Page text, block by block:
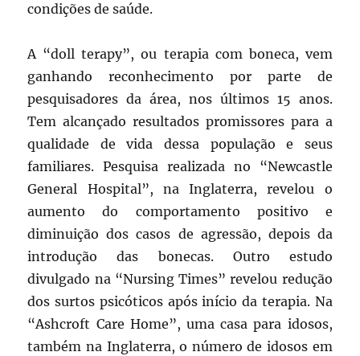
condições de saúde.
A “doll terapy”, ou terapia com boneca, vem
ganhando reconhecimento por parte de
pesquisadores da área, nos últimos 15 anos.
Tem alcançado resultados promissores para a
qualidade de vida dessa população e seus
familiares. Pesquisa realizada no “Newcastle
General Hospital”, na Inglaterra, revelou o
aumento do comportamento positivo e
diminuição dos casos de agressão, depois da
introdução das bonecas. Outro estudo
divulgado na “Nursing Times” revelou redução
dos surtos psicóticos após início da terapia. Na
“Ashcroft Care Home”, uma casa para idosos,
também na Inglaterra, o número de idosos em